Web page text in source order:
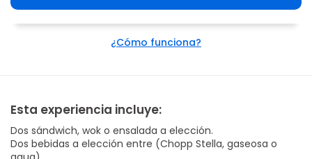
¿Cómo funciona?
Esta experiencia incluye:
Dos sándwich, wok o ensalada a elección.
Dos bebidas a elección entre (Chopp Stella, gaseosa o